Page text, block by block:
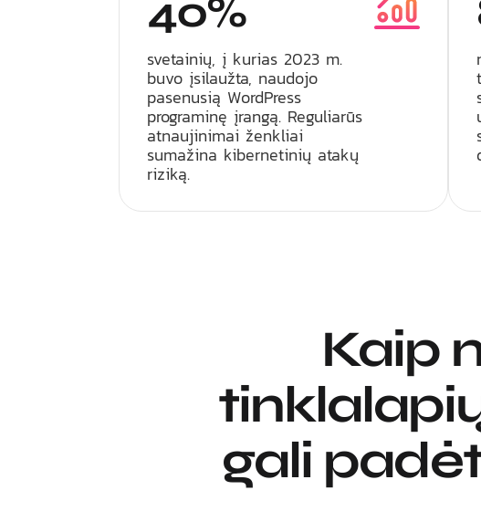
40%
svetainių, į kurias 2023 m.
buvo įsilaužta, naudojo
pasenusią WordPress
programinę įrangą. Reguliarūs
atnaujinimai ženkliai
sumažina kibernetinių atakų
riziką.
Kaip
gali